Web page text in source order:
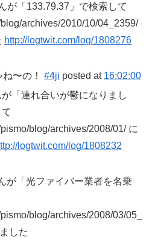
が「133.79.37」で検索して
archives/2010/10/04_2359/
http://logtwit.com/log/1808276
ね〜の！#4ji posted at 16:02:00
「連れ合いが鬱になりまし
blog/archives/2008/01/ に
logtwit.com/log/1808232
が「光ファイバー業者を名乗
blog/archives/2008/03/05_
した